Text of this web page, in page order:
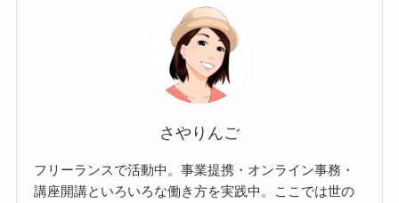
さやりんご
フリーランスで活動中。事業提携・オンライン事務・
講座開講といろいろな働き方を実践中。ここでは世の